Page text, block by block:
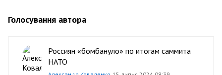
Голосування автора
Россиян «бомбануло» по итогам саммита
НАТО